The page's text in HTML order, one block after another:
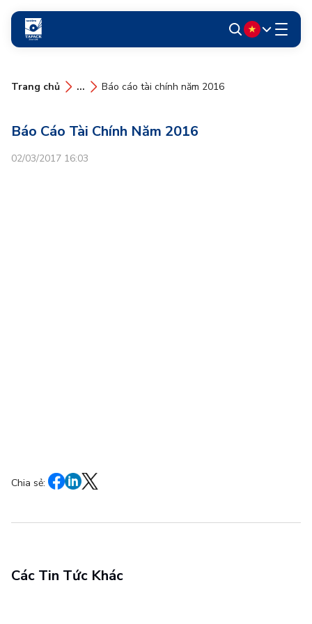
Trang chủ ... Báo cáo tài chính năm 2016
Báo Cáo Tài Chính Năm 2016
02/03/2017 16:03
Chia sẻ:
Các Tin Tức Khác